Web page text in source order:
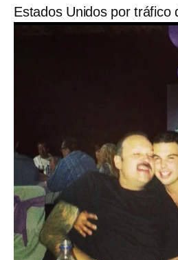
Estados Unidos por tráfico